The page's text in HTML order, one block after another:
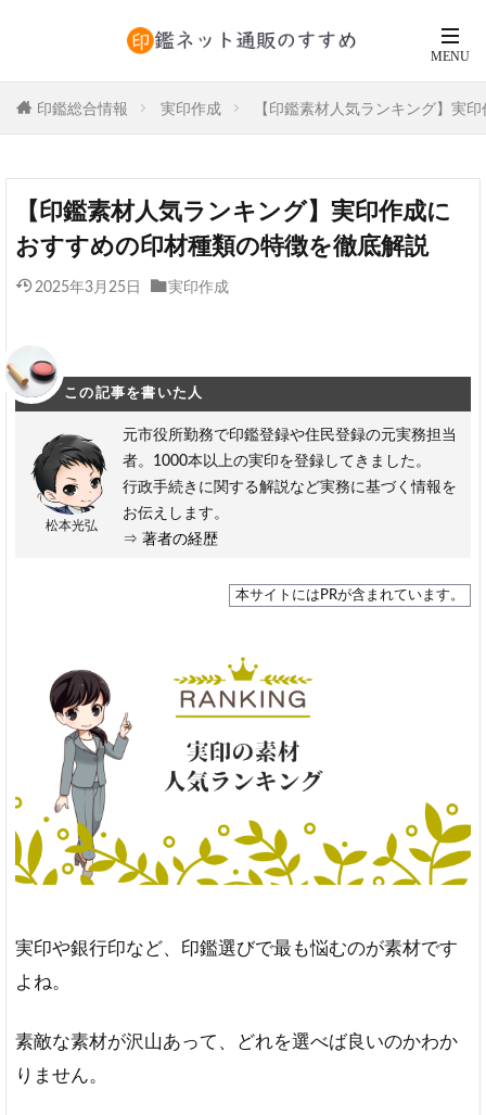
印鑑総合情報 実印作成 【印鑑素材人気ランキング】実
【印鑑素材人気ランキング】実印作成に
おすすめの印材種類の特徴を徹底解説
2025年3月25日 実印作成
この記事を書いた人
松本光弘
元市役所勤務で印鑑登録や住民登録の元実務担当
者。1000本以上の実印を登録してきました。
行政手続きに関する解説など実務に基づく情報を
お伝えします。
⇒ 著者の経歴
本サイトにはPRが含まれています。
実印や銀行印など、印鑑選びで最も悩むのが素材です
よね。
素敵な素材が沢山あって、どれを選べば良いのかわか
りません。